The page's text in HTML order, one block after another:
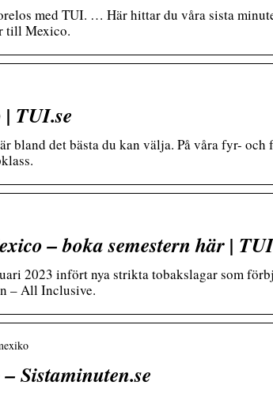
med TUI. … Här hittar du våra sista
till Mexico.
TUI.se
det bästa du kan välja. På våra fyr- och
– boka semestern här |
2023 infört nya strikta tobakslagar som
– All Inclusive.
Sistaminuten.se